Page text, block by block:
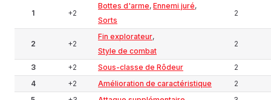
1 +2
Bottes d'arme, Ennemi juré,
Sorts
2
2 +2
Fin explorateur,
Style de combat
2
3 +2 Sous-classe de Rôdeur
2
4
+2 Amélioration de caractéristique
2